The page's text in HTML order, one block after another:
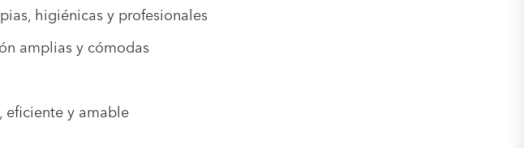
higiénicas y profesionales
amplias y cómodas
eficiente y amable